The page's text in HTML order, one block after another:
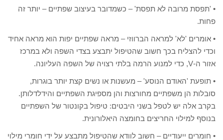
• 'תפסת מרובה לא תפסת' – כשמדובר בעיצוב שפתיים – יותר זה
פחות.
• אומרים 'לא' למראה הברווזי – מראה שפתיים יפות הוא מראה אחיד
וכדי להצליח בכך חשוב שהטיפול יתבצע בצדי השפה ולא במרכז
אזור ה-V, כדי למנוע הרמה בלתי רצויה של השפה העליונה.
• תופעת 'האודם הנוסע' – מעשנות או נשים קצת יותר בוגרות,
סובלות הן משפתיים מחורצות והן מספיגת השפתיים והידלדלותן.
בקרב אלה יש לטפל בשני היבטים: טיפול בקונטור של השפתיים
בנוסף למילוי החריצים בחומצה היאלורונית.
• חומרים ייעודיים – חשוב לוודא שהטיפול מתבצע על ידי חומרי מילוי